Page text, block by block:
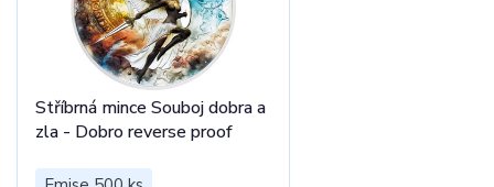
Stříbrná mince Souboj dobra a
zla - Dobro reverse proof